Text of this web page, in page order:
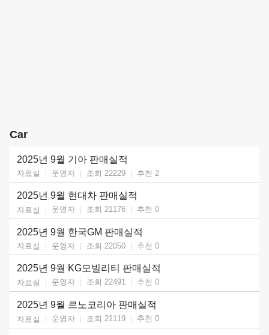
Car
2025년 9월 기아 판매실적
자료실 운영자 조회 22229 추천 2
2025년 9월 현대차 판매실적
자료실 운영자 조회 21176 추천 0
2025년 9월 한국GM 판매실적
자료실 운영자 조회 22050 추천 0
2025년 9월 KG모빌리티 판매실적
자료실 운영자 조회 22491 추천 0
2025년 9월 르노코리아 판매실적
자료실 운영자 조회 21119 추천 0